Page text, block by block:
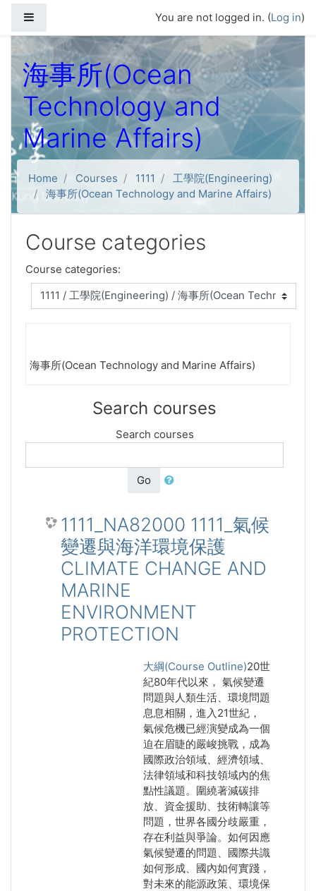
You are not logged in. (Log in)
海事所(Ocean
Technology and
Marine Affairs)
Home Courses 1111
工學院(Engineering)
海事所(Ocean Technology and Marine Affairs)
Course categories
Course categories:
海事所(Ocean Technology and Marine Affairs)
Search courses
Search courses
Go
1111_NA82000 1111_氣候
變遷與海洋環境保護
CLIMATE CHANGE AND
MARINE
ENVIRONMENT
PROTECTION
大綱(Course Outline)20世
紀80年代以來， 氣候變遷
問題與人類生活、環境問題
息息相關，進入21世紀，
氣候危機已經演變成為一個
迫在眉睫的嚴峻挑戰，成為
國際政治領域、經濟領域、
法律領域和科技領域內的焦
點性議題。圍繞著減碳排
放、資金援助、技術轉讓等
問題，世界各國分歧嚴重，
存在利益與爭論。如何因應
氣候變遷的問題、國際共識
如何形成、國內如何實踐，
對未來的能源政策、環境保